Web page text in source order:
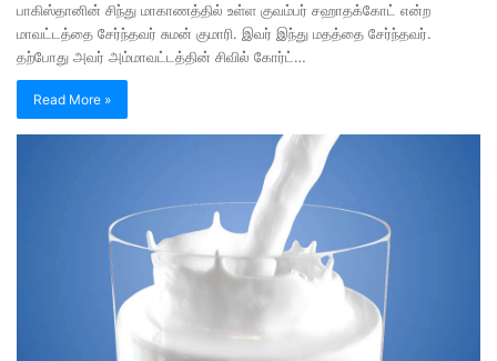
பாகிஸ்தானின் சிந்து மாகாணத்தில் உள்ள குவம்பர் சஹாதக்கோட் என்ற
மாவட்டத்தை சேர்ந்தவர் சுமன் குமாரி. இவர் இந்து மதத்தை சேர்ந்தவர்.
தற்போது அவர் அம்மாவட்டத்தின் சிவில் கோர்ட்…
Read More »